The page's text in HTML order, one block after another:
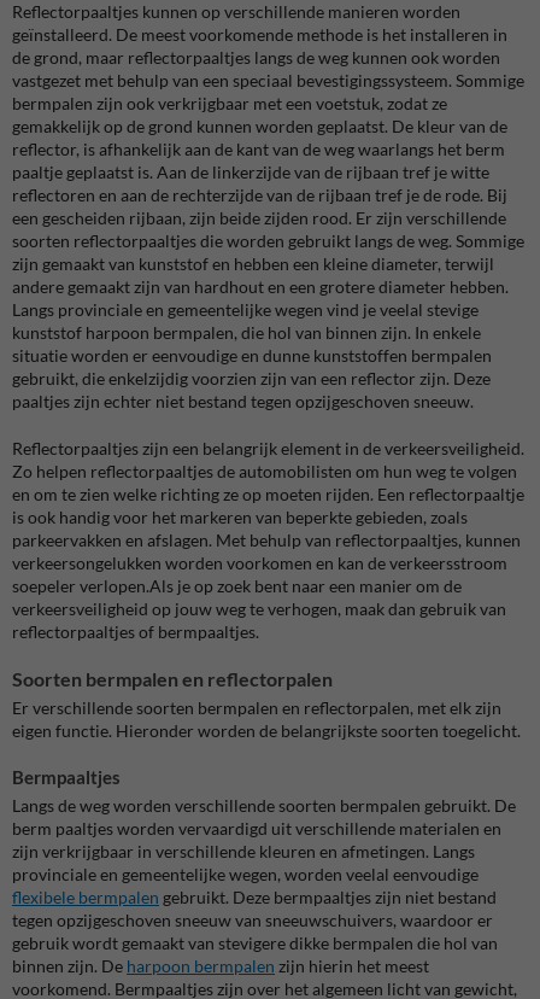
Reflectorpaaltjes kunnen op verschillende manieren worden
geïnstalleerd. De meest voorkomende methode is het installeren in
de grond, maar reflectorpaaltjes langs de weg kunnen ook worden
vastgezet met behulp van een speciaal bevestigingssysteem. Sommige
bermpalen zijn ook verkrijgbaar met een voetstuk, zodat ze
gemakkelijk op de grond kunnen worden geplaatst. De kleur van de
reflector, is afhankelijk aan de kant van de weg waarlangs het berm
paaltje geplaatst is. Aan de linkerzijde van de rijbaan tref je witte
reflectoren en aan de rechterzijde van de rijbaan tref je de rode. Bij
een gescheiden rijbaan, zijn beide zijden rood. Er zijn verschillende
soorten reflectorpaaltjes die worden gebruikt langs de weg. Sommige
zijn gemaakt van kunststof en hebben een kleine diameter, terwijl
andere gemaakt zijn van hardhout en een grotere diameter hebben.
Langs provinciale en gemeentelijke wegen vind je veelal stevige
kunststof harpoon bermpalen, die hol van binnen zijn. In enkele
situatie worden er eenvoudige en dunne kunststoffen bermpalen
gebruikt, die enkelzijdig voorzien zijn van een reflector zijn. Deze
paaltjes zijn echter niet bestand tegen opzijgeschoven sneeuw.
Reflectorpaaltjes zijn een belangrijk element in de verkeersveiligheid.
Zo helpen reflectorpaaltjes de automobilisten om hun weg te volgen
en om te zien welke richting ze op moeten rijden. Een reflectorpaaltje
is ook handig voor het markeren van beperkte gebieden, zoals
parkeervakken en afslagen. Met behulp van reflectorpaaltjes, kunnen
verkeersongelukken worden voorkomen en kan de verkeersstroom
soepeler verlopen.Als je op zoek bent naar een manier om de
verkeersveiligheid op jouw weg te verhogen, maak dan gebruik van
reflectorpaaltjes of bermpaaltjes.
Soorten bermpalen en reflectorpalen
Er verschillende soorten bermpalen en reflectorpalen, met elk zijn
eigen functie. Hieronder worden de belangrijkste soorten toegelicht.
Bermpaaltjes
Langs de weg worden verschillende soorten bermpalen gebruikt. De
berm paaltjes worden vervaardigd uit verschillende materialen en
zijn verkrijgbaar in verschillende kleuren en afmetingen. Langs
provinciale en gemeentelijke wegen, worden veelal eenvoudige
flexibele bermpalen gebruikt. Deze bermpaaltjes zijn niet bestand
tegen opzijgeschoven sneeuw van sneeuwschuivers, waardoor er
gebruik wordt gemaakt van stevigere dikke bermpalen die hol van
binnen zijn. De harpoon bermpalen zijn hierin het meest
voorkomend. Bermpaaltjes zijn over het algemeen licht van gewicht,